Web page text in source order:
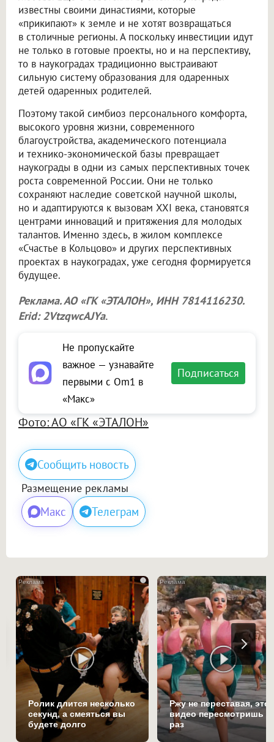
известны своими династиями, которые
«прикипают» к земле и не хотят возвращаться
в столичные регионы. А поскольку инвестиции идут
не только в готовые проекты, но и на перспективу,
то в наукоградах традиционно выстраивают
сильную систему образования для одаренных
детей одаренных родителей.
Поэтому такой симбиоз персонального комфорта,
высокого уровня жизни, современного
благоустройства, академического потенциала
и технико-экономической базы превращает
наукограды в одни из самых перспективных точек
роста современной России. Они не только
сохраняют наследие советской научной школы,
но и адаптируются к вызовам XXI века, становятся
центрами инноваций и притяжения для молодых
талантов. Именно здесь, в жилом комплексе
«Счастье в Кольцово» и других перспективных
проектах в наукоградах, уже сегодня формируется
будущее.
Реклама. АО «ГК «ЭТАЛОН», ИНН 7814116230.
Erid: 2VtzqwcAJYa.
Не пропускайте
важное — узнавайте
первыми с Om1 в
«Макс»
Подписаться
Фото: АО «ГК «ЭТАЛОН»
Сообщить новость
Размещение рекламы
Макс Телеграм
i
Ролик длится несколько
секунд, а смеяться вы
будете долго
Ржу не переставая, это
видео пересмотришь
раз